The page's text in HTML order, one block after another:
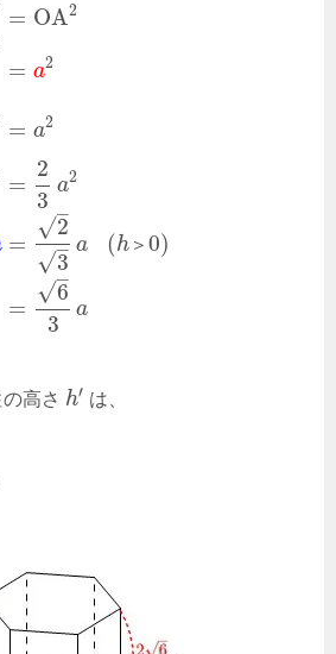
=
=
=
=
=
=
OA2
a2
a2
2
3
a2
2
–
√
3
–
√
a (h ＞0)
6
–
√
3
a
高さ h′ は、